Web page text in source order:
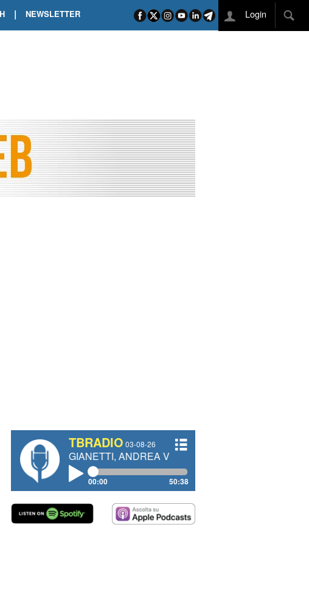
MERLETTE INCORONA CARAPAZ
TRIONFO DI PHILIPSEN SU SCHMID E KOOIJ
| NEWSLETTER Login
TBRADIO 03-08-26
GIANETTI, ANDREA VENDRAME, FILIPPO FIORELLI
00:00 50:38